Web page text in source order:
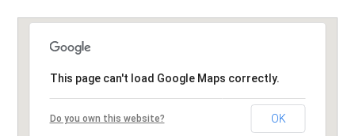
This page can't load Google Maps correctly.
Do you own this website? OK